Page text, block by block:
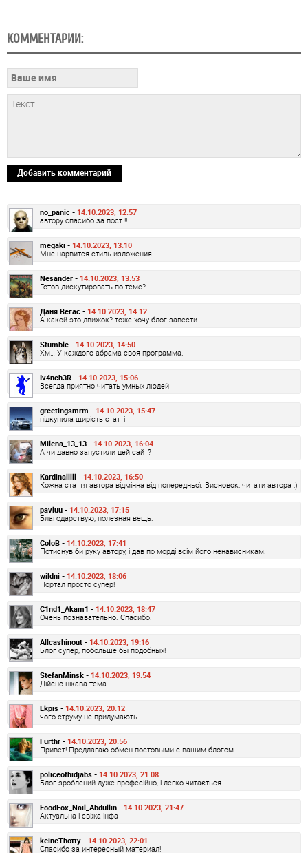
КОММЕНТАРИИ:
Добавить комментарий
no_panic - 14.10.2023, 12:57
автору спасибо за пост !!
megaki - 14.10.2023, 13:10
Мне нарвится стиль изложения
Nesander - 14.10.2023, 13:53
Готов дискутировать по теме?
Даня Вегас - 14.10.2023, 14:12
А какой это движок? тоже хочу блог завести
Stumble - 14.10.2023, 14:50
Хм… У каждого абрама своя программа.
Iv4nch3R - 14.10.2023, 15:06
Всегда приятно читать умных людей
greetingsmrm - 14.10.2023, 15:47
підкупила щирість статті
Milena_13_13 - 14.10.2023, 16:04
А чи давно запустили цей сайт?
Kardinalllll - 14.10.2023, 16:50
Кожна стаття автора відмінна від попередньої. Висновок: читати автора :)
pavluu - 14.10.2023, 17:15
Благодарствую, полезная вещь.
ColoB - 14.10.2023, 17:41
Потиснув би руку автору, і дав по морді всім його ненависникам.
wildni - 14.10.2023, 18:06
Портал просто супер!
C1nd1_Akam1 - 14.10.2023, 18:47
Очень познавательно. Спасибо.
Allcashinout - 14.10.2023, 19:16
Блог супер, побольше бы подобных!
StefanMinsk - 14.10.2023, 19:54
Дійсно цікава тема.
Lkpis - 14.10.2023, 20:12
чого струму не придумають ...
Furthr - 14.10.2023, 20:56
Привет! Предлагаю обмен постовыми с вашим блогом.
policeofhidjabs - 14.10.2023, 21:08
Блог зроблений дуже професійно, і легко читається
FoodFox_Nail_Abdullin - 14.10.2023, 21:47
Актуальна і свіжа інфа
keineThotty - 14.10.2023, 22:01
Спасибо за интересный материал!